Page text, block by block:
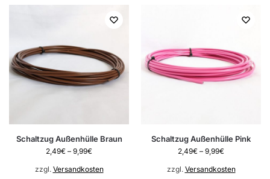
Schaltzug Außenhülle Braun
2,49€ – 9,99€
zzgl. Versandkosten
Schaltzug Außenhülle Pink
2,49€ – 9,99€
zzgl. Versandkosten